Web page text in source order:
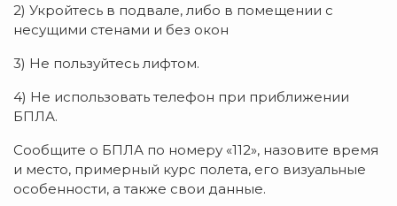
2) Укройтесь в подвале, либо в помещении с
несущими стенами и без окон
3) Не пользуйтесь лифтом.
4) Не использовать телефон при приближении
БПЛА.
Сообщите о БПЛА по номеру «112», назовите время
и место, примерный курс полета, его визуальные
особенности, а также свои данные.